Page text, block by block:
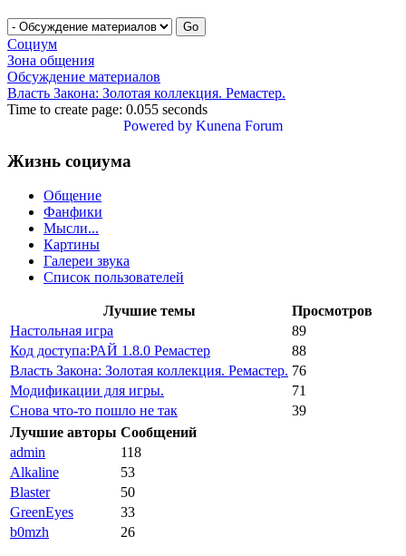
Социум
Зона общения
Обсуждение материалов
Власть Закона: Золотая коллекция. Ремастер.
Time to create page: 0.055 seconds
Powered by Kunena Forum
Жизнь социума
Общение
Фанфики
Мысли...
Картины
Галереи звука
Список пользователей
Лучшие темы
Просмотров
Настольная игра
89
Код доступа:РАЙ 1.8.0 Ремастер
88
Власть Закона: Золотая коллекция. Ремастер. 76
Модификации для игры.
71
Снова что-то пошло не так
39
Лучшие авторы Сообщений
admin
118
Alkaline
53
Blaster
50
GreenEyes
33
b0mzh
26